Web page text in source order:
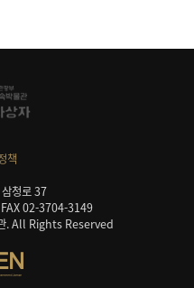
책
청로 37
FAX 02-3704-3149
. All Rights Reserved